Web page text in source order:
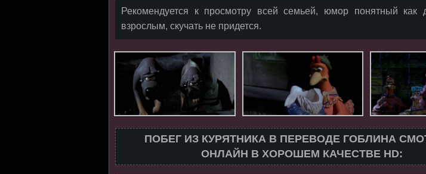
Рекомендуется к просмотру всей семьей, юмор понятный как
взрослым, скучать не придется.
ПОБЕГ ИЗ КУРЯТНИКА В ПЕРЕВОДЕ ГОБЛИНА
ОНЛАЙН В ХОРОШЕМ КАЧЕСТВЕ HD: